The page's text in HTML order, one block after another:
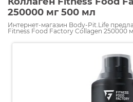
250000 мг 500 мл
Интернет-магазин Body-Pit.Life
Fitness Food Factory Collagen 250000